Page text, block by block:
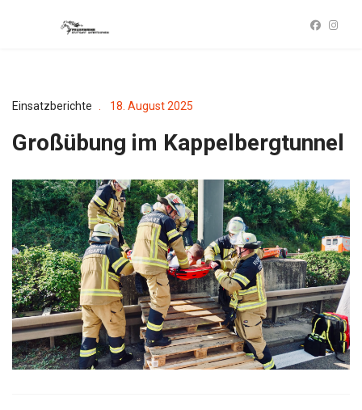
Einsatzberichte 18. August 2025
Großübung im Kappelbergtunnel